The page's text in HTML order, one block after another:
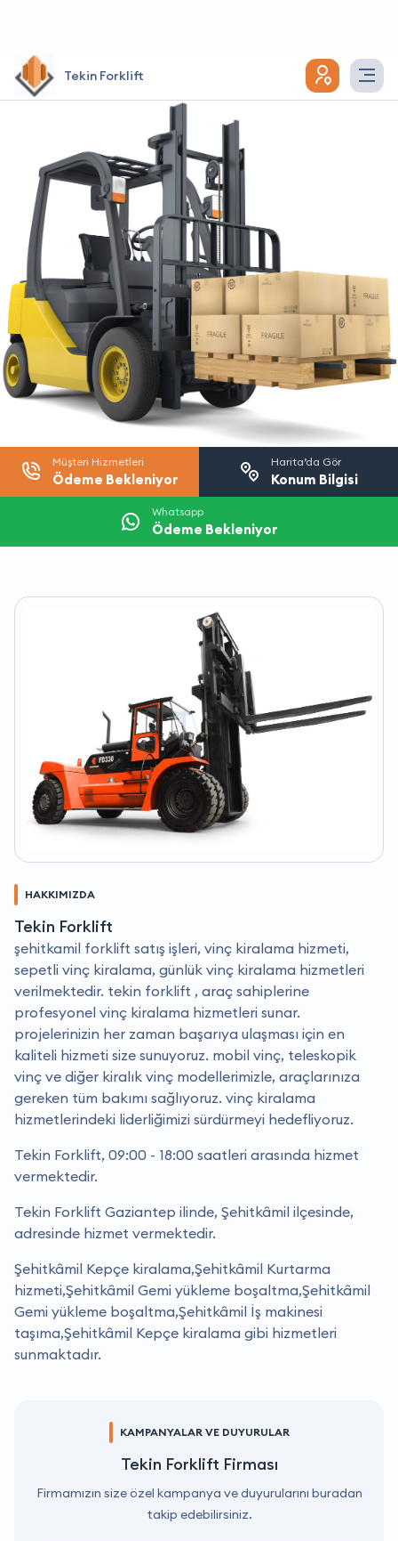
Tekin Forklift
Müşteri Hizmetleri
Ödeme Bekleniyor
Harita’da Gör
Konum Bilgisi
Whatsapp
Ödeme Bekleniyor
HAKKIMIZDA
Tekin Forklift
şehitkamil forklift satış işleri, vinç kiralama hizmeti,
sepetli vinç kiralama, günlük vinç kiralama hizmetleri
verilmektedir. tekin forklift , araç sahiplerine
profesyonel vinç kiralama hizmetleri sunar.
projelerinizin her zaman başarıya ulaşması için en
kaliteli hizmeti size sunuyoruz. mobil vinç, teleskopik
vinç ve diğer kiralık vinç modellerimizle, araçlarınıza
gereken tüm bakımı sağlıyoruz. vinç kiralama
hizmetlerindeki liderliğimizi sürdürmeyi hedefliyoruz.
Tekin Forklift, 09:00 - 18:00 saatleri arasında hizmet
vermektedir.
Tekin Forklift Gaziantep ilinde, Şehitkâmil ilçesinde,
adresinde hizmet vermektedir.
Şehitkâmil Kepçe kiralama,Şehitkâmil Kurtarma
hizmeti,Şehitkâmil Gemi yükleme boşaltma,Şehitkâmil
Gemi yükleme boşaltma,Şehitkâmil İş makinesi
taşıma,Şehitkâmil Kepçe kiralama gibi hizmetleri
sunmaktadır.
KAMPANYALAR VE DUYURULAR
Tekin Forklift Firması
Firmamızın size özel kampanya ve duyurularını buradan
takip edebilirsiniz.